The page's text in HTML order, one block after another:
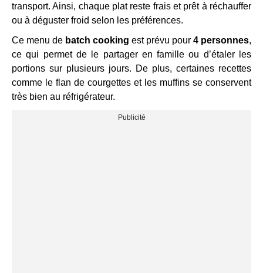
transport. Ainsi, chaque plat reste frais et prêt à réchauffer
ou à déguster froid selon les préférences.
Ce menu de batch cooking est prévu pour 4 personnes,
ce qui permet de le partager en famille ou d’étaler les
portions sur plusieurs jours. De plus, certaines recettes
comme le flan de courgettes et les muffins se conservent
très bien au réfrigérateur.